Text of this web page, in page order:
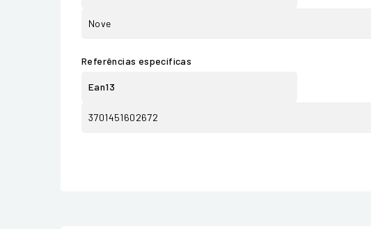
Nove
Referências específicas
Ean13
3701451602672